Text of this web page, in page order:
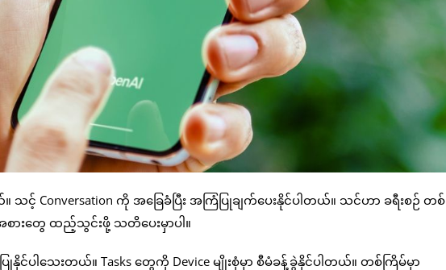
င့် Conversation ကို အခြေခံပြီး အကြံပြုချက်ပေးနိုင်ပါတယ်။ သင်ဟာ ခရီးစဉ် တစ်
စားတွေ ထည့်သွင်းဖို့ သတိပေးမှာပါ။
ြုနိုင်ပါသေးတယ်။ Tasks တွေကို Device မျိုးစုံမှာ စီမံခန့်ခွဲနိုင်ပါတယ်။ တစ်ကြိမ်မှာ